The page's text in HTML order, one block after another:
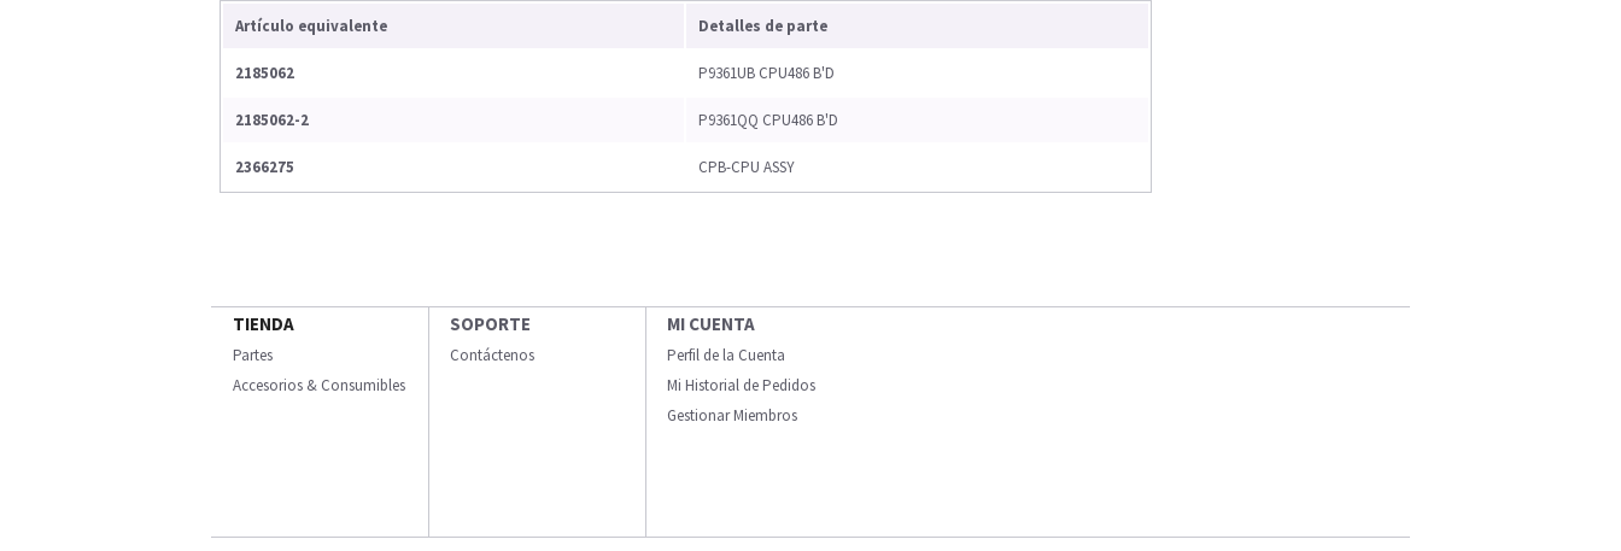
Artículo equivalente Detalles de parte
2185062 P9361UB CPU486 B'D
2185062-2 P9361QQ CPU486 B'D
2366275 CPB-CPU ASSY
TIENDA
Partes
Accesorios & Consumibles
SOPORTE
Contáctenos
MI CUENTA
Perfil de la Cuenta
Mi Historial de Pedidos
Gestionar Miembros